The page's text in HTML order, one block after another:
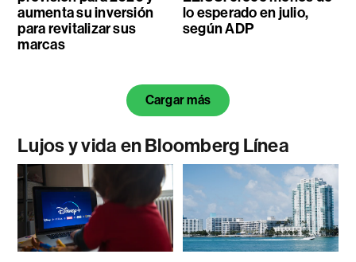
aumenta su inversión
para revitalizar sus
marcas
lo esperado en julio,
según ADP
Cargar más
Lujos y vida en Bloomberg Línea